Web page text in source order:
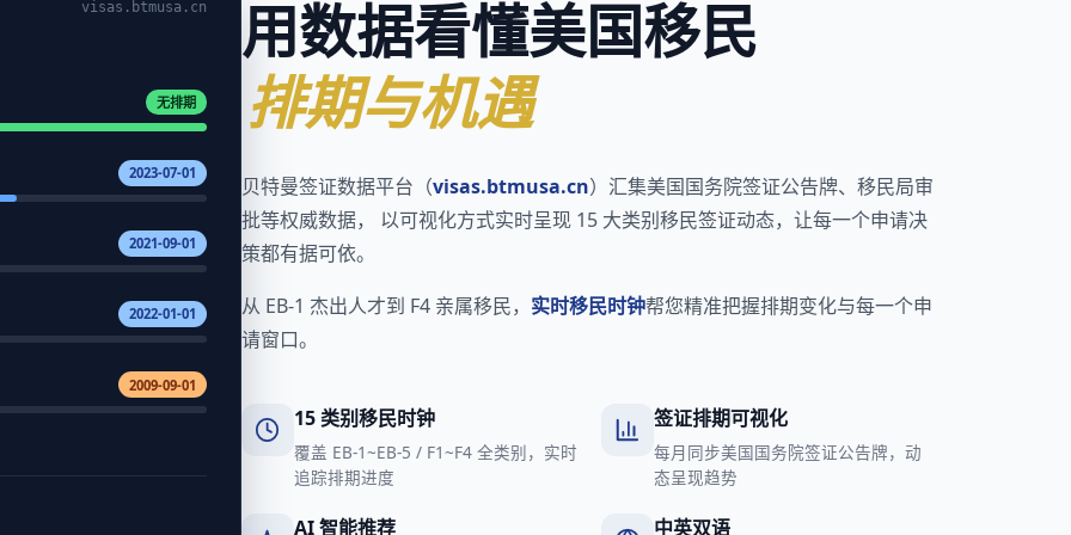
visas.btmusa.cn
无排期
2023-07-01
2021-09-01
2022-01-01
2009-09-01
用数据看懂美国移民
排期与机遇
贝特曼签证数据平台（visas.btmusa.cn）汇集美国国务院签证公告牌、移民局审
批等权威数据， 以可视化方式实时呈现 15 大类别移民签证动态，让每一个申请决
策都有据可依。
从 EB-1 杰出人才到 F4 亲属移民， 实时移民时钟帮您精准把握排期变化与每一个申
请窗口。
15 类别移民时钟
覆盖 EB-1~EB-5 / F1~F4 全类别，实时
追踪排期进度
签证排期可视化
每月同步美国国务院签证公告牌，动
态呈现趋势
AI 智能推荐 中英双语